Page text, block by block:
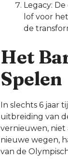
Legacy:
lof voor
de
Het
Spelen
In slechts 6 jaar
uitbreiding van
vernieuwen, niet
nieuwe wegen,
van de